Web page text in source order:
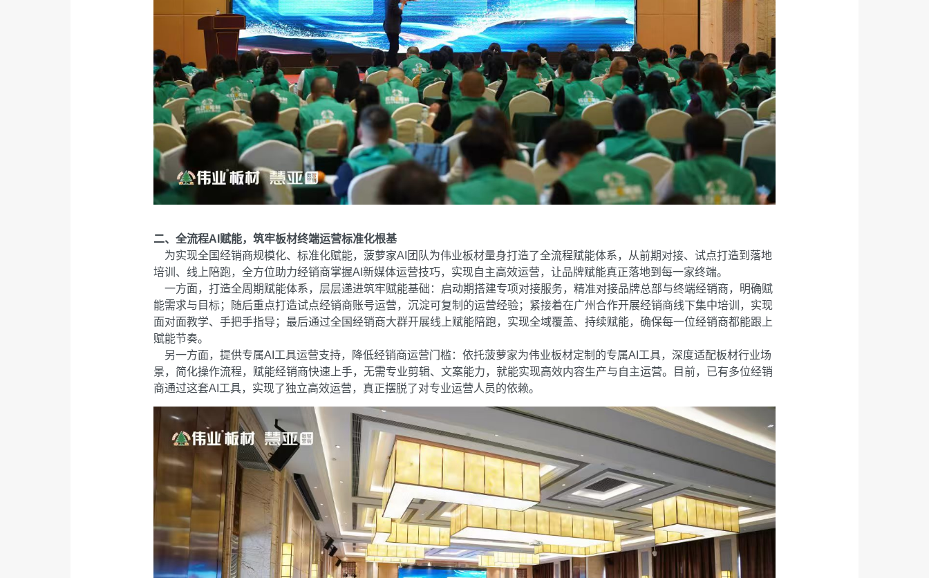
二、全流程AI赋能，筑牢板材终端运营标准化根基
为实现全国经销商规模化、标准化赋能，菠萝家AI团队为伟业板材量身打造了全流程赋能体系，从前期对接、试点打造到落地
培训、线上陪跑，全方位助力经销商掌握AI新媒体运营技巧，实现自主高效运营，让品牌赋能真正落地到每一家终端。
一方面，打造全周期赋能体系，层层递进筑牢赋能基础：启动期搭建专项对接服务，精准对接品牌总部与终端经销商，明确赋
能需求与目标；随后重点打造试点经销商账号运营，沉淀可复制的运营经验；紧接着在广州合作开展经销商线下集中培训，实现
面对面教学、手把手指导；最后通过全国经销商大群开展线上赋能陪跑，实现全域覆盖、持续赋能，确保每一位经销商都能跟上
赋能节奏。
另一方面，提供专属AI工具运营支持，降低经销商运营门槛：依托菠萝家为伟业板材定制的专属AI工具，深度适配板材行业场
景，简化操作流程，赋能经销商快速上手，无需专业剪辑、文案能力，就能实现高效内容生产与自主运营。目前，已有多位经销
商通过这套AI工具，实现了独立高效运营，真正摆脱了对专业运营人员的依赖。